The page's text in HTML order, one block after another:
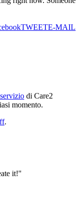
TWEETE-MAIL
di Care2
momento.
.
it!"